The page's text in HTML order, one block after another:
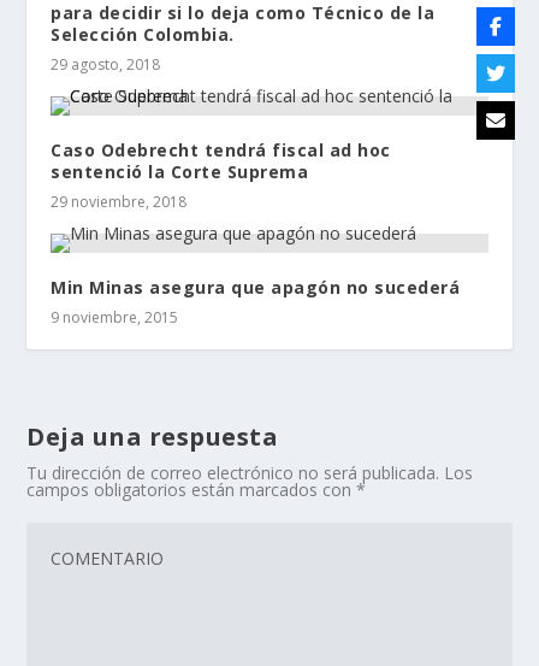
para decidir si lo deja como Técnico de la
Selección Colombia.
29 agosto, 2018
Caso Odebrecht tendrá fiscal ad hoc
sentenció la Corte Suprema
29 noviembre, 2018
Min Minas asegura que apagón no sucederá
9 noviembre, 2015
Deja una respuesta
Tu dirección de correo electrónico no será publicada. Los
campos obligatorios están marcados con*